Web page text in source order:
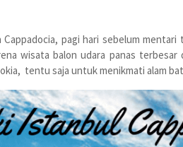
pagi hari sebelum
wisata balon udara panas
tentu saja untuk menikmati alam